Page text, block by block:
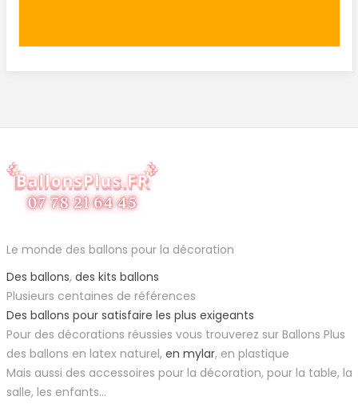
Le monde des ballons pour la décoration
Des ballons, des kits ballons
Plusieurs centaines de références
Des ballons pour satisfaire les plus exigeants
Pour des décorations réussies vous trouverez sur Ballons Plus
des ballons en latex naturel, en mylar, en plastique
Mais aussi des accessoires pour la décoration, pour la table, la
salle, les enfants...